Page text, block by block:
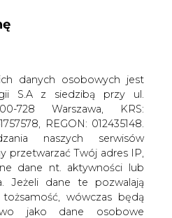
TEKSTU A A
ZALOGUJ SIĘ
danych osobowych jest
S.A z siedzibą przy ul.
728 Warszawa, KRS:
REGON: 012435148.
naszych serwisów
przetwarzać Twój adres IP,
dane nt. aktywności lub
Jeżeli dane te pozwalają
wówczas będą
jako dane osobowe